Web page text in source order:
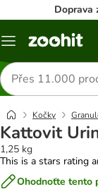
Doprava
Menu
Hledat
produkty
Kočky
Kattovit
1,25 kg
This is a stars rating
Ohodnoťte tento